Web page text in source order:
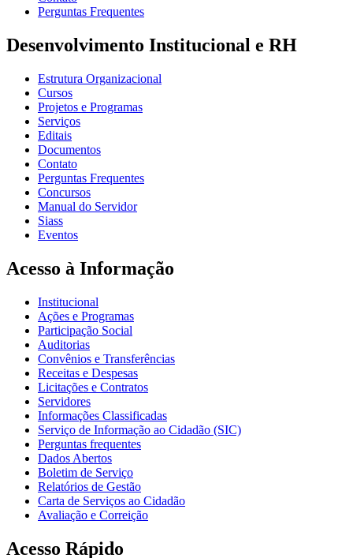
Perguntas Frequentes
Desenvolvimento Institucional e RH
Estrutura Organizacional
Cursos
Projetos e Programas
Serviços
Editais
Documentos
Contato
Perguntas Frequentes
Concursos
Manual do Servidor
Siass
Eventos
Acesso à Informação
Institucional
Ações e Programas
Participação Social
Auditorias
Convênios e Transferências
Receitas e Despesas
Licitações e Contratos
Servidores
Informações Classificadas
Serviço de Informação ao Cidadão (SIC)
Perguntas frequentes
Dados Abertos
Boletim de Serviço
Relatórios de Gestão
Carta de Serviços ao Cidadão
Avaliação e Correição
Acesso Rápido